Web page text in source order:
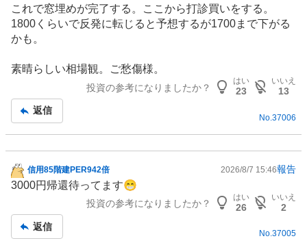
これで窓埋めが完了する。ここから打診買いをする。
1800くらいで反発に転じると予想するが1700まで下がる
かも。
素晴らしい相場観。ご愁傷様。
投資の参考になりましたか？
はい
23
いいえ
13
返信
No. 37006
掲
示
事
信用85階建PER942倍 2026/8/7 15:46報告
3000円帰還待ってます😁
投資の参考になりましたか？
はい
26
いいえ
2
返信
No.37005